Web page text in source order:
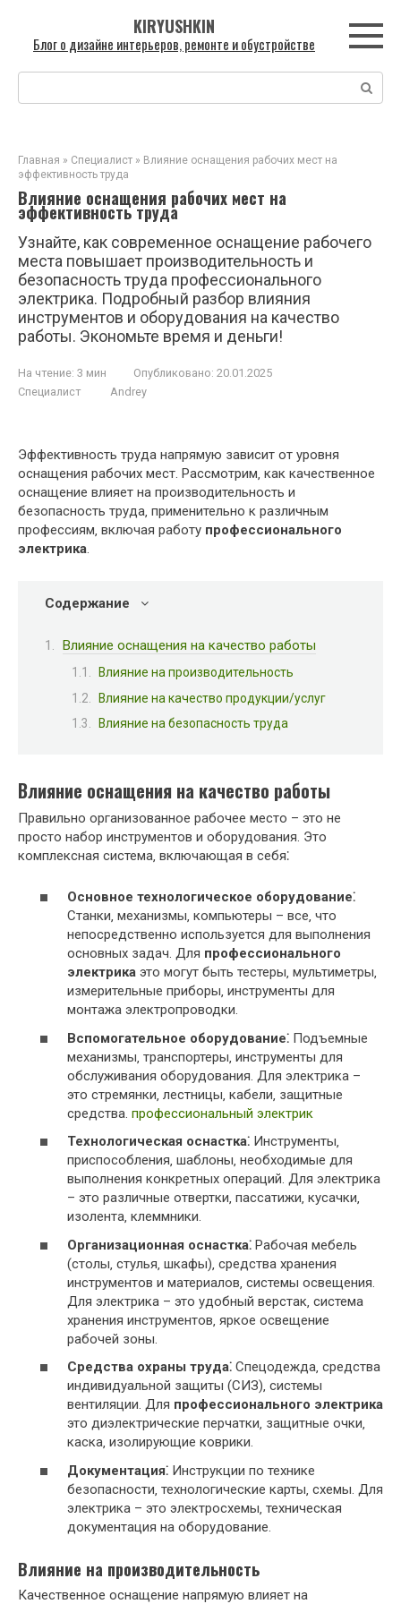
контенту
KIRYUSHKIN
Блог о дизайне интерьеров, ремонте и обустройстве
Поиск:
Главная » Специалист » Влияние оснащения рабочих мест на
эффективность труда
Влияние оснащения рабочих мест на
эффективность труда
Узнайте, как современное оснащение рабочего
места повышает производительность и
безопасность труда профессионального
электрика. Подробный разбор влияния
инструментов и оборудования на качество
работы. Экономьте время и деньги!
На чтение: 3 мин Опубликовано: 20.01.2025
Специалист
Andrey
Эффективность труда напрямую зависит от уровня
оснащения рабочих мест. Рассмотрим‚ как качественное
оснащение влияет на производительность и
безопасность труда‚ применительно к различным
профессиям‚ включая работу профессионального
электрика.
Содержание
Влияние оснащения на качество работы
Влияние на производительность
Влияние на качество продукции/услуг
Влияние на безопасность труда
Влияние оснащения на качество работы
Правильно организованное рабочее место – это не
просто набор инструментов и оборудования. Это
комплексная система‚ включающая в себя⁚
Основное технологическое оборудование⁚
Станки‚ механизмы‚ компьютеры – все‚ что
непосредственно используется для выполнения
основных задач. Для профессионального
электрика это могут быть тестеры‚ мультиметры‚
измерительные приборы‚ инструменты для
монтажа электропроводки.
Вспомогательное оборудование⁚ Подъемные
механизмы‚ транспортеры‚ инструменты для
обслуживания оборудования. Для электрика –
это стремянки‚ лестницы‚ кабели‚ защитные
средства. профессиональный электрик
Технологическая оснастка⁚ Инструменты‚
приспособления‚ шаблоны‚ необходимые для
выполнения конкретных операций. Для электрика
– это различные отвертки‚ пассатижи‚ кусачки‚
изолента‚ клеммники.
Организационная оснастка⁚ Рабочая мебель
(столы‚ стулья‚ шкафы)‚ средства хранения
инструментов и материалов‚ системы освещения.
Для электрика – это удобный верстак‚ система
хранения инструментов‚ яркое освещение
рабочей зоны.
Средства охраны труда⁚ Спецодежда‚ средства
индивидуальной защиты (СИЗ)‚ системы
вентиляции. Для профессионального электрика
это диэлектрические перчатки‚ защитные очки‚
каска‚ изолирующие коврики.
Документация⁚ Инструкции по технике
безопасности‚ технологические карты‚ схемы. Для
электрика – это электросхемы‚ техническая
документация на оборудование.
Влияние на производительность
Качественное оснащение напрямую влияет на